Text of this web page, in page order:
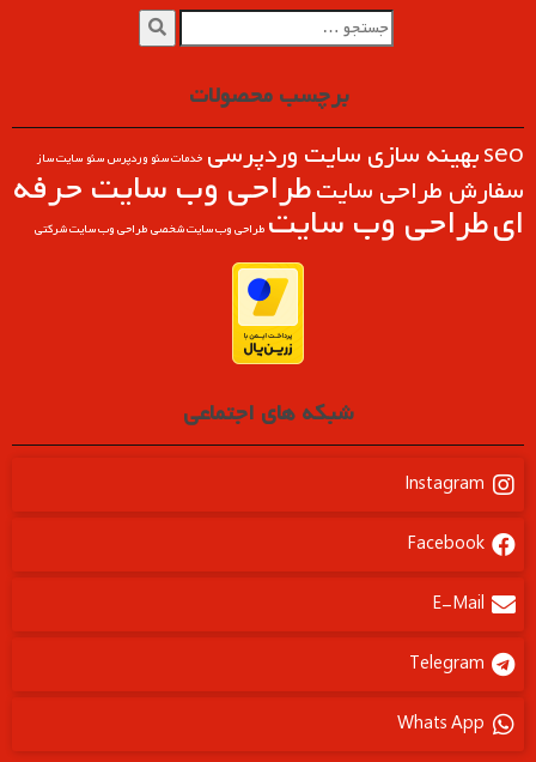
برچسب محصولات
seoبهینه سازی سایت وردپرسی خدمات سئو وردپرسسئو سایت ساز
سفارش طراحی سایتطراحی وب سايت حرفه
ایطراحی وب سایت طراحی وب سایت شخصیطراحی وب سایت شرکتی
شبکه های اجتماعی